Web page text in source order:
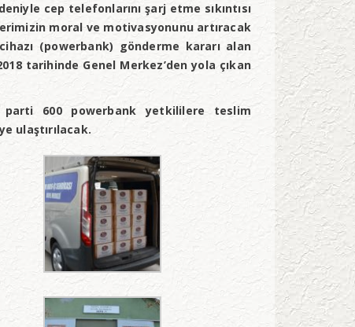
cep telefonlarını şarj etme sıkıntısı
moral ve motivasyonunu artıracak
(powerbank) gönderme kararı alan
tarihinde Genel Merkez’den yola çıkan
parti 600 powerbank yetkililere teslim
ulaştırılacak.